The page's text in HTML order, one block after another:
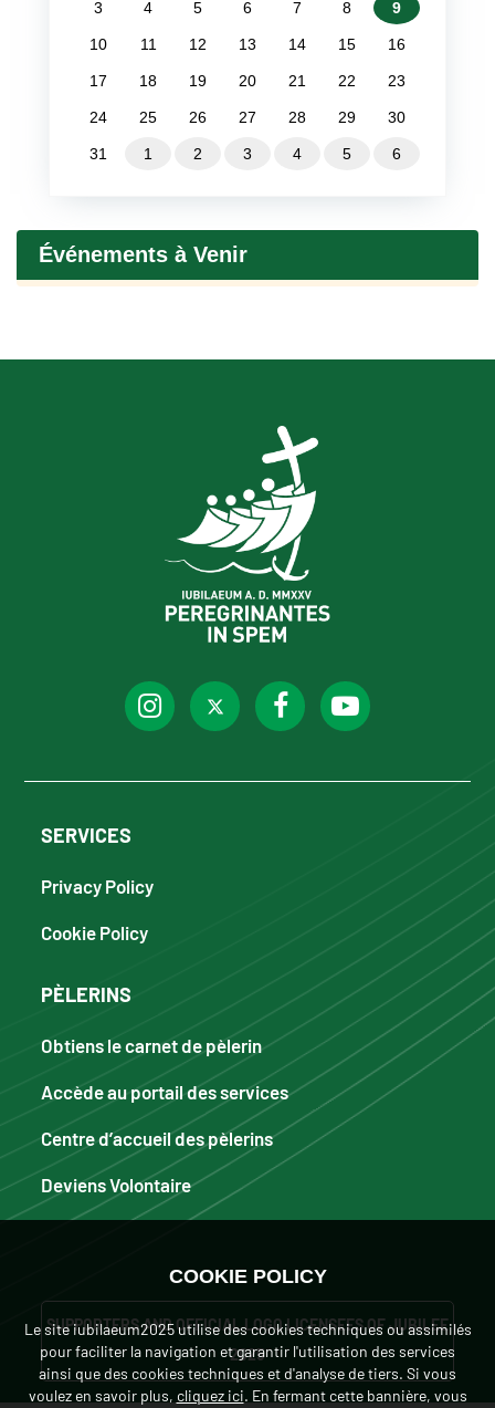
3 4 5 6 7 8 9
10 11 12 13 14 15 16
17 18 19 20 21 22 23
24 25 26 27 28 29 30
31 1 2 3 4 5 6
Événements à Venir
SERVICES
Privacy Policy
Cookie Policy
PÈLERINS
Obtiens le carnet de pèlerin
Accède au portail des services
Centre d’accueil des pèlerins
Deviens Volontaire
SUPPORTERS AND OFFICIAL LOGO LICENSEES OF JUBILEE
2025
COOKIE POLICY
Le site iubilaeum2025 utilise des cookies techniques ou assimilés
pour faciliter la navigation et garantir l'utilisation des services
ainsi que des cookies techniques et d'analyse de tiers. Si vous
voulez en savoir plus, cliquez ici. En fermant cette bannière, vous